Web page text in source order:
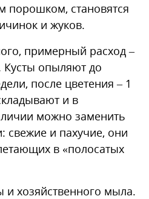
становятся
и жуков.
примерный расход –
Кусты опыляют до
после цветения – 1
и в
можно заменить
свежие и пахучие, они
в «полосатых
хозяйственного мыла.